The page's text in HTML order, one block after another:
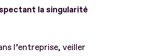
la singularité
l’entreprise, veiller